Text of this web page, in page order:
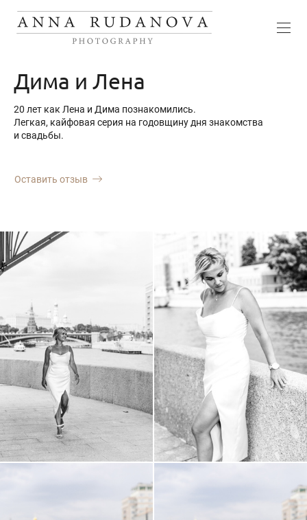
Дима и Лена
20 лет как Лена и Дима познакомились.
Легкая, кайфовая серия на годовщину дня знакомства
и свадьбы.
Оставить отзыв